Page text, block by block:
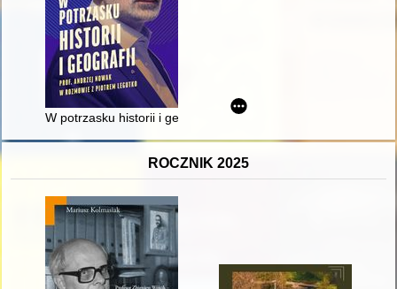
W potrzasku historii i geografii
ROCZNIK 2025